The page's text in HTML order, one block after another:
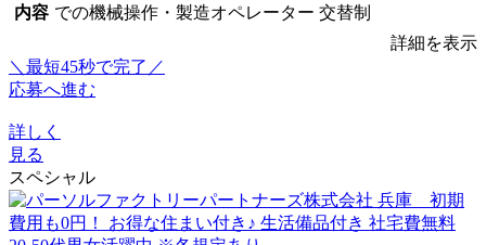
内容 での機械操作・製造オペレーター 交替制
詳細を表示
＼最短45秒で完了／
応募へ進む
詳しく
見る
スペシャル